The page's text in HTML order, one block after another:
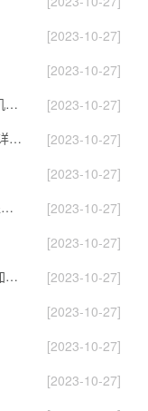
[2023-10-27]
[2023-10-27]
转轮除湿机，适合作为小空间地下室用除湿机使用么？
[2023-10-27]
除湿机湿度多少合适 除湿机能降低温度吗【详解】
[2023-10-27]
[2023-10-27]
除湿机的工作原理是什么？ 除湿机-网点覆盖全国-专
[2023-10-27]
[2023-10-27]
除湿机的工作原理是什么庐陵华科除湿机与加热器除湿有什么区别
[2023-10-27]
[2023-10-27]
[2023-10-27]
[2023-10-27]